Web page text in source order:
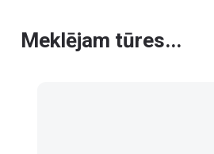
Meklējam tūres...